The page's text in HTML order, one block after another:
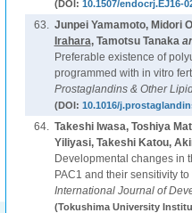
(DOI: 10.1507/endocrj.EJ16-
63. Junpei Yamamoto, Midori
Irahara, Tamotsu Tanaka
Preferable existence of
programmed with in vitro
Prostaglandins & Other
(DOI: 10.1016/
64. Takeshi Iwasa, Toshiya
Yiliyasi, Takeshi Katou,
Developmental changes in
PAC1 and their sensitivity
International Journal of
(Tokushima University